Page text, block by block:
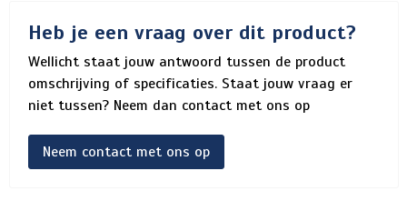
Heb je een vraag over dit product?
Wellicht staat jouw antwoord tussen de product
omschrijving of specificaties. Staat jouw vraag er
niet tussen? Neem dan contact met ons op
Neem contact met ons op